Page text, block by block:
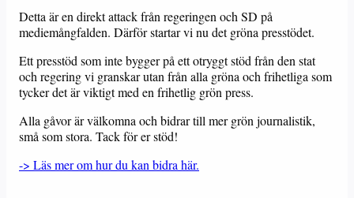
Detta är en direkt attack från regeringen och SD på
mediemångfalden. Därför startar vi nu det gröna presstödet.
Ett presstöd som inte bygger på ett otryggt stöd från den stat
och regering vi granskar utan från alla gröna och frihetliga som
tycker det är viktigt med en frihetlig grön press.
Alla gåvor är välkomna och bidrar till mer grön journalistik,
små som stora. Tack för er stöd!
-> Läs mer om hur du kan bidra här.